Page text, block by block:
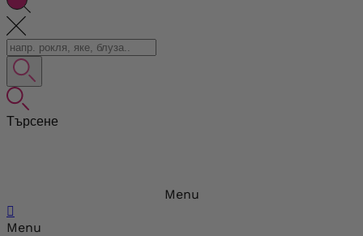
Търсене
Menu

Menu